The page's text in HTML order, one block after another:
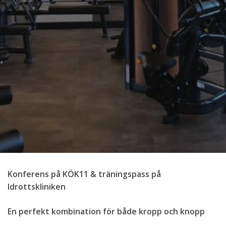
Konferens på KÖK11 & träningspass på
Idrottskliniken
En perfekt kombination för både kropp och knopp